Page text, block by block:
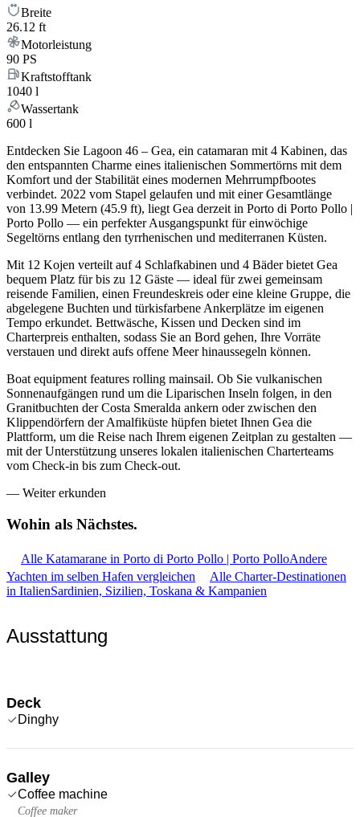
Breite
26.12 ft
Motorleistung
90 PS
Kraftstofftank
1040 l
Wassertank
600 l
Entdecken Sie Lagoon 46 – Gea, ein catamaran mit 4 Kabinen, das
den entspannten Charme eines italienischen Sommertörns mit dem
Komfort und der Stabilität eines modernen Mehrrumpfbootes
verbindet. 2022 vom Stapel gelaufen und mit einer Gesamtlänge
von 13.99 Metern (45.9 ft), liegt Gea derzeit in Porto di Porto Pollo |
Porto Pollo — ein perfekter Ausgangspunkt für einwöchige
Segeltörns entlang den tyrrhenischen und mediterranen Küsten.
Mit 12 Kojen verteilt auf 4 Schlafkabinen und 4 Bäder bietet Gea
bequem Platz für bis zu 12 Gäste — ideal für zwei gemeinsam
reisende Familien, einen Freundeskreis oder eine kleine Gruppe, die
abgelegene Buchten und türkisfarbene Ankerplätze im eigenen
Tempo erkundet. Bettwäsche, Kissen und Decken sind im
Charterpreis enthalten, sodass Sie an Bord gehen, Ihre Vorräte
verstauen und direkt aufs offene Meer hinaussegeln können.
Boat equipment features rolling mainsail. Ob Sie vulkanischen
Sonnenaufgängen rund um die Liparischen Inseln folgen, in den
Granitbuchten der Costa Smeralda ankern oder zwischen den
Klippendörfern der Amalfiküste hüpfen bietet Ihnen Gea die
Plattform, um die Reise nach Ihrem eigenen Zeitplan zu gestalten —
mit der Unterstützung unseres lokalen italienischen Charterteams
vom Check-in bis zum Check-out.
— Weiter erkunden
Wohin als Nächstes.
Alle Katamarane in Porto di Porto Pollo | Porto PolloAndere
Yachten im selben Hafen vergleichen
Alle Charter-Destinationen
in ItalienSardinien, Sizilien, Toskana & Kampanien
Ausstattung
Deck
Dinghy
Galley
Coffee machine
Coffee maker